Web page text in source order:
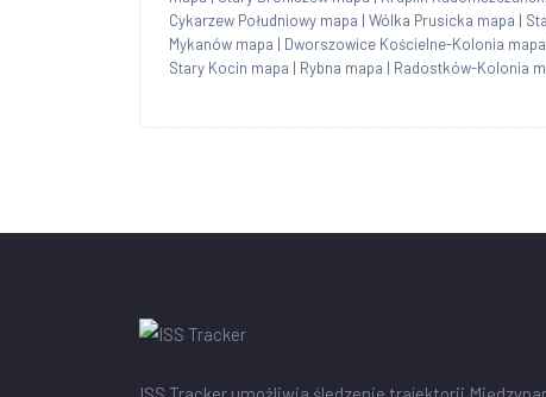
Cykarzew Południowy mapa | Wólka Prusicka mapa |
Mykanów mapa | Dworszowice Kościelne-Kolonia mapa
Stary Kocin mapa | Rybna mapa | Radostków-Kolonia